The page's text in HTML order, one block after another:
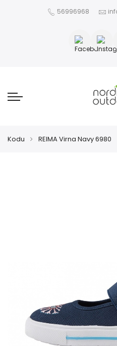
56996968
Kodu REIMA Virna Navy 6980